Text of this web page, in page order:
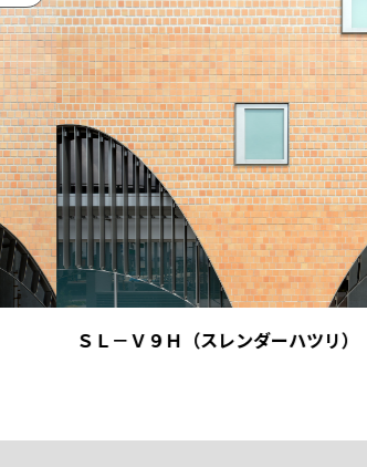
ＳＬ－Ｖ９Ｈ（スレンダーハツリ）